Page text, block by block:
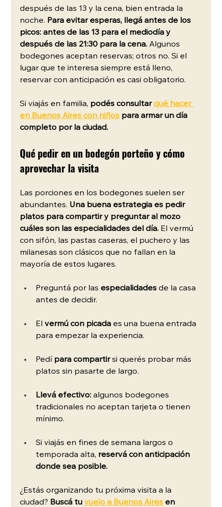
después de las 13 y la cena, bien entrada la
noche. Para evitar esperas, llegá antes de los
picos: antes de las 13 para el mediodía y
después de las 21:30 para la cena. Algunos
bodegones aceptan reservas; otros no. Si el
lugar que te interesa siempre está lleno,
reservar con anticipación es casi obligatorio.
Si viajás en familia, podés consultar qué hacer
en Buenos Aires con niños para armar un día
completo por la ciudad.
Qué pedir en un bodegón porteño y cómo
aprovechar la visita
Las porciones en los bodegones suelen ser
abundantes. Una buena estrategia es pedir
platos para compartir y preguntar al mozo
cuáles son las especialidades del día. El vermú
con sifón, las pastas caseras, el puchero y las
milanesas son clásicos que no fallan en la
mayoría de estos lugares.
Preguntá por las especialidades de la casa
antes de decidir.
El vermú con picada es una buena entrada
para empezar la experiencia.
Pedí para compartir si querés probar más
platos sin pasarte de largo.
Llevá efectivo: algunos bodegones
tradicionales no aceptan tarjeta o tienen
mínimo.
Si viajás en fines de semana largos o
temporada alta, reservá con anticipación
donde sea posible.
¿Estás organizando tu próxima visita a la
ciudad? Buscá tu vuelo a Buenos Aires en